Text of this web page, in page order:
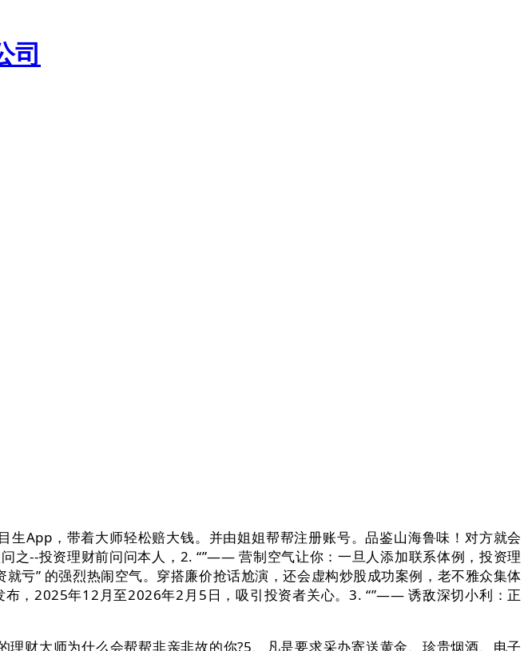
，带着大师轻松赔大钱。并由姐姐帮帮注册账号。品鉴山海鲁味！对方就会
之--投资理财前问问本人，2. “”—— 营制空气让你：一旦人添加联系体例，投资理
亏” 的强烈热闹空气。穿搭廉价抢话尬演，还会虚构炒股成功案例，老不雅众集体
，2025年12月至2026年2月5日，吸引投资者关心。3. “”—— 诱敌深切小利：正
财大师为什么会帮帮非亲非故的你?5、凡是要求采办寄送黄金、珍贵烟酒、电子